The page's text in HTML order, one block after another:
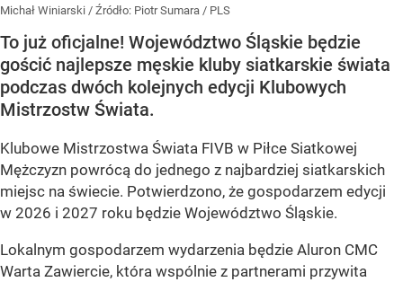
Michał Winiarski / Źródło: Piotr Sumara / PLS
To już oficjalne! Województwo Śląskie będzie
gościć najlepsze męskie kluby siatkarskie świata
podczas dwóch kolejnych edycji Klubowych
Mistrzostw Świata.
Klubowe Mistrzostwa Świata FIVB w Piłce Siatkowej
Mężczyzn powrócą do jednego z najbardziej siatkarskich
miejsc na świecie. Potwierdzono, że gospodarzem edycji
w 2026 i 2027 roku będzie Województwo Śląskie.
Lokalnym gospodarzem wydarzenia będzie Aluron CMC
Warta Zawiercie, która wspólnie z partnerami przywita